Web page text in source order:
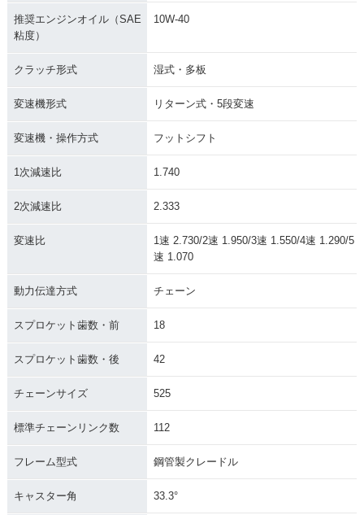
推奨エンジンオイル（SAE
粘度）
10W-40
クラッチ形式 湿式・多板
変速機形式 リターン式・5段変速
変速機・操作方式 フットシフト
1次減速比 1.740
2次減速比 2.333
変速比
1速 2.730/2速 1.950/3速 1.550/4速 1.290/5
速 1.070
動力伝達方式 チェーン
スプロケット歯数・前 18
スプロケット歯数・後 42
チェーンサイズ 525
標準チェーンリンク数 112
フレーム型式 鋼管製クレードル
キャスター角 33.3°